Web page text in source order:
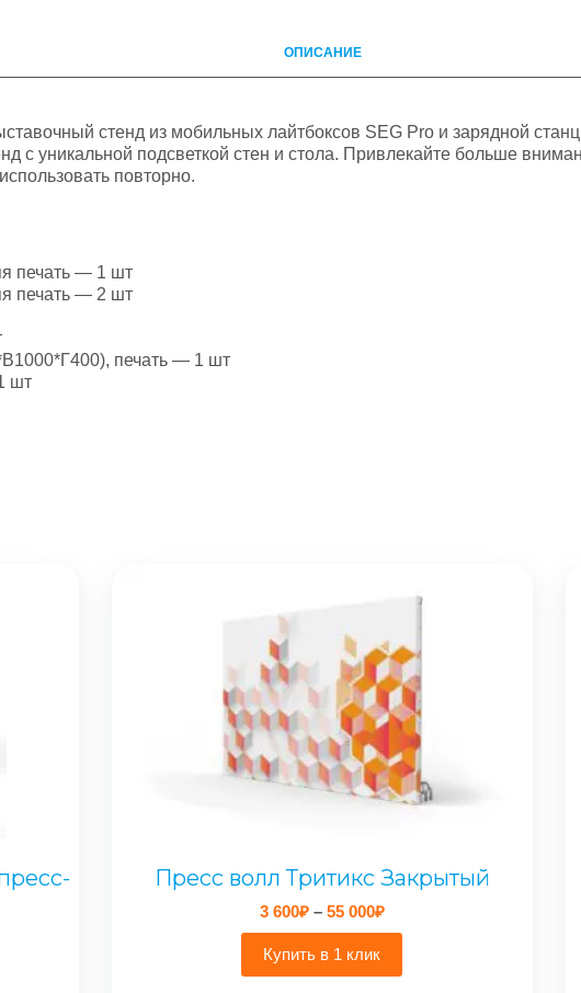
ОПИСАНИЕ
стенд из мобильных лайтбоксов SEG Pro и зарядной
с уникальной подсветкой стен и стола. Привлекайте больше
повторно.
печать — 1 шт
печать — 2 шт
печать — 1 шт
шт
Пресс волл Тритикс Закрытый
3 600₽ – 55 000₽Диапазон
цен:
600₽
Купить в 1 клик